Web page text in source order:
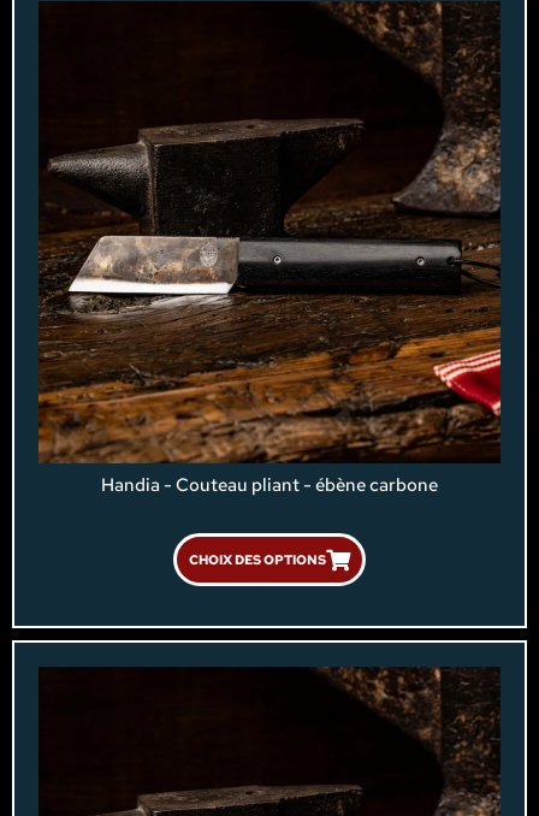
Handia - Couteau pliant - ébène carbone
CHOIX DES OPTIONS